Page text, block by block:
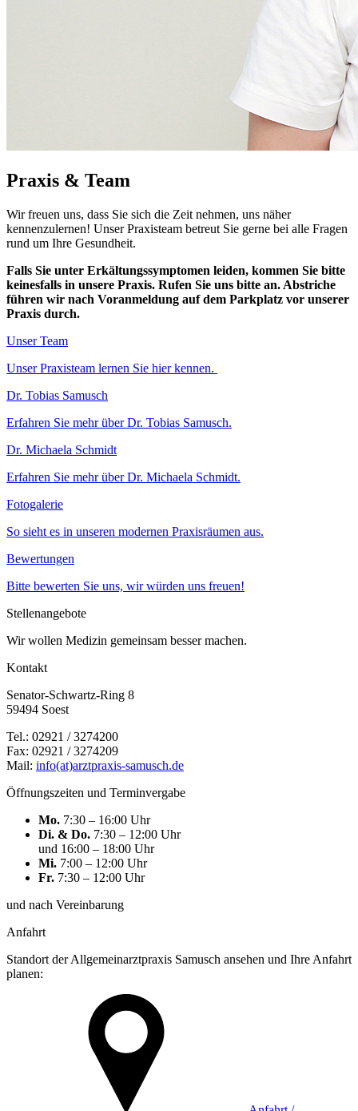
Praxis & Team
Wir freuen uns, dass Sie sich die Zeit nehmen, uns näher
kennenzulernen! Unser Praxisteam betreut Sie gerne bei alle Fragen
rund um Ihre Gesundheit.
Falls Sie unter Erkältungssymptomen leiden, kommen Sie bitte
keinesfalls in unsere Praxis. Rufen Sie uns bitte an. Abstriche
führen wir nach Voranmeldung auf dem Parkplatz vor unserer
Praxis durch.
Unser Team
Unser Praxisteam lernen Sie hier kennen.
Dr. Tobias Samusch
Erfahren Sie mehr über Dr. Tobias Samusch.
Dr. Michaela Schmidt
Erfahren Sie mehr über Dr. Michaela Schmidt.
Fotogalerie
So sieht es in unseren modernen Praxisräumen aus.
Bewertungen
Bitte bewerten Sie uns, wir würden uns freuen!
Stellenangebote
Wir wollen Medizin gemeinsam besser machen.
Kontakt
Senator-Schwartz-Ring 8
59494 Soest
Tel.: 02921 / 3274200
Fax: 02921 / 3274209
Mail: info(at)arztpraxis-samusch.de
Öffnungszeiten und Terminvergabe
Mo. 7:30 – 16:00 Uhr
Di. & Do. 7:30 – 12:00 Uhr
und 16:00 – 18:00 Uhr
Mi. 7:00 – 12:00 Uhr
Fr. 7:30 – 12:00 Uhr
und nach Vereinbarung
Anfahrt
Standort der Allgemeinarztpraxis Samusch ansehen und Ihre Anfahrt
planen: